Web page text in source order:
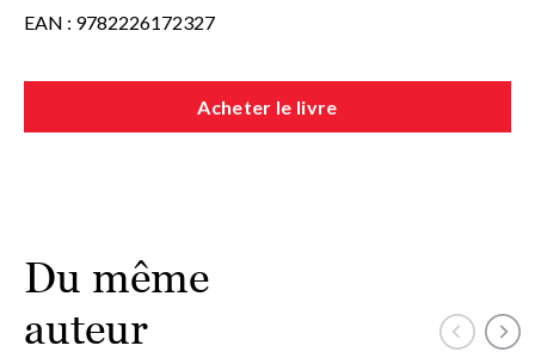
EAN : 9782226172327
Acheter le livre
Du même
auteur